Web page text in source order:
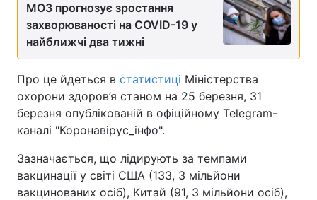
Спорт Наука
Зброя Інциденти
Здоров'я Туризм
Екологія Регіони
МОЗ прогнозує зростання
захворюваності на COVID-19 у
найближчі два тижні
Про це йдеться в статистиці Міністерства
охорони здоров’я станом на 25 березня, 31
березня опублікованій в офіційному Telegram-
каналі "Коронавірус_інфо".
Зазначається, що лідирують за темпами
вакцинації у світі США (133, 3 мільйони
вакцинованих осіб), Китай (91, 3 мільйони осіб),